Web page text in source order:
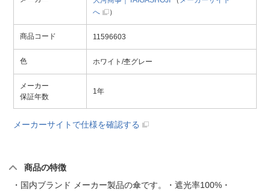
へ
）
商品コード 11596603
色 ホワイト/杢グレー
メーカー
保証年数
1年
メーカーサイトで仕様を確認する
商品の特徴
・国内ブランド メーカー製品の傘です。・遮光率100%・